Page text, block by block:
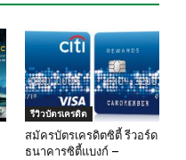
รีวิวบัตรเครดิต
สมัครบัตรเครดิตซิตี้ รีวอร์ด
ธนาคารซิตี้แบงก์ –